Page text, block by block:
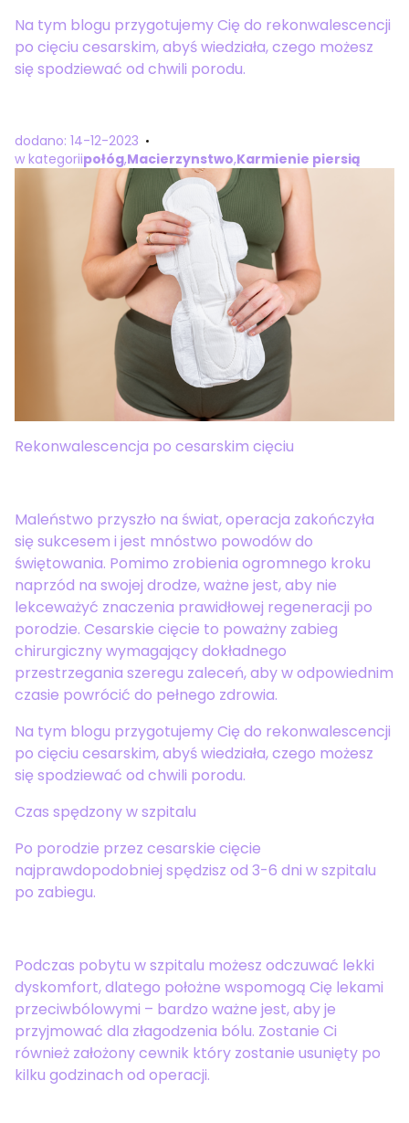
Na tym blogu przygotujemy Cię do rekonwalescencji
po cięciu cesarskim, abyś wiedziała, czego możesz
się spodziewać od chwili porodu.
dodano: 14-12-2023
w kategoriipołóg,Macierzynstwo,Karmienie piersią
Rekonwalescencja po cesarskim cięciu
Maleństwo przyszło na świat, operacja zakończyła
się sukcesem i jest mnóstwo powodów do
świętowania. Pomimo zrobienia ogromnego kroku
naprzód na swojej drodze, ważne jest, aby nie
lekceważyć znaczenia prawidłowej regeneracji po
porodzie. Cesarskie cięcie to poważny zabieg
chirurgiczny wymagający dokładnego
przestrzegania szeregu zaleceń, aby w odpowiednim
czasie powrócić do pełnego zdrowia.
Na tym blogu przygotujemy Cię do rekonwalescencji
po cięciu cesarskim, abyś wiedziała, czego możesz
się spodziewać od chwili porodu.
Czas spędzony w szpitalu
Po porodzie przez cesarskie cięcie
najprawdopodobniej spędzisz od 3-6 dni w szpitalu
po zabiegu.
Podczas pobytu w szpitalu możesz odczuwać lekki
dyskomfort, dlatego położne wspomogą Cię lekami
przeciwbólowymi – bardzo ważne jest, aby je
przyjmować dla złagodzenia bólu. Zostanie Ci
również założony cewnik który zostanie usunięty po
kilku godzinach od operacji.